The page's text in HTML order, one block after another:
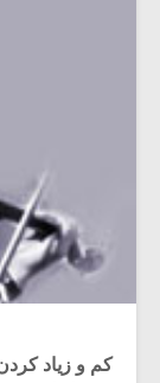
کم و زیاد